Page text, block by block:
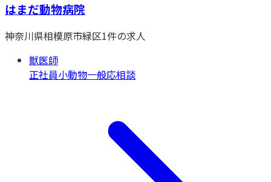
はまだ動物病院
神奈川県相模原市緑区1件の求人
獣医師
正社員小動物一般応相談